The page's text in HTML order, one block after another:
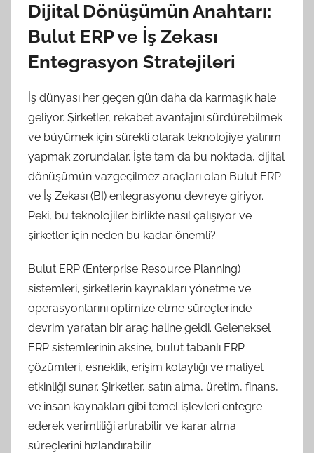
Dijital Dönüşümün Anahtarı:
Bulut ERP ve İş Zekası
Entegrasyon Stratejileri
İş dünyası her geçen gün daha da karmaşık hale
geliyor. Şirketler, rekabet avantajını sürdürebilmek
ve büyümek için sürekli olarak teknolojiye yatırım
yapmak zorundalar. İşte tam da bu noktada, dijital
dönüşümün vazgeçilmez araçları olan Bulut ERP
ve İş Zekası (BI) entegrasyonu devreye giriyor.
Peki, bu teknolojiler birlikte nasıl çalışıyor ve
şirketler için neden bu kadar önemli?
Bulut ERP (Enterprise Resource Planning)
sistemleri, şirketlerin kaynakları yönetme ve
operasyonlarını optimize etme süreçlerinde
devrim yaratan bir araç haline geldi. Geleneksel
ERP sistemlerinin aksine, bulut tabanlı ERP
çözümleri, esneklik, erişim kolaylığı ve maliyet
etkinliği sunar. Şirketler, satın alma, üretim, finans,
ve insan kaynakları gibi temel işlevleri entegre
ederek verimliliği artırabilir ve karar alma
süreçlerini hızlandırabilir.